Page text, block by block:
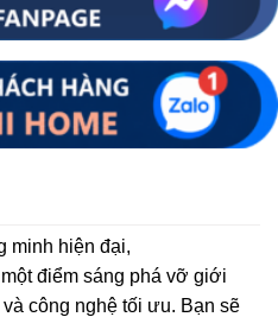
minh hiện đại,
điểm sáng phá vỡ giới
công nghệ tối ưu. Bạn sẽ